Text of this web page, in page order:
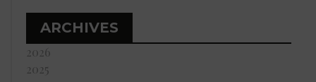
ARCHIVES
2026
2025